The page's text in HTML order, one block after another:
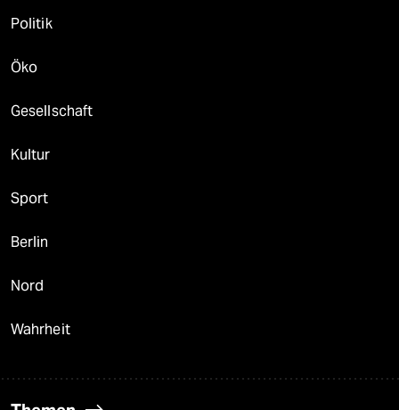
Politik
Öko
Gesellschaft
Kultur
Sport
Berlin
Nord
Wahrheit